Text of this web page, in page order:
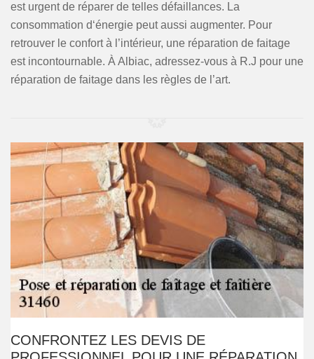
est urgent de réparer de telles défaillances. La
consommation d‘énergie peut aussi augmenter. Pour
retrouver le confort à l’intérieur, une réparation de faitage
est incontournable. À Albiac, adressez-vous à R.J pour une
réparation de faitage dans les règles de l’art.
CONFRONTEZ LES DEVIS DE